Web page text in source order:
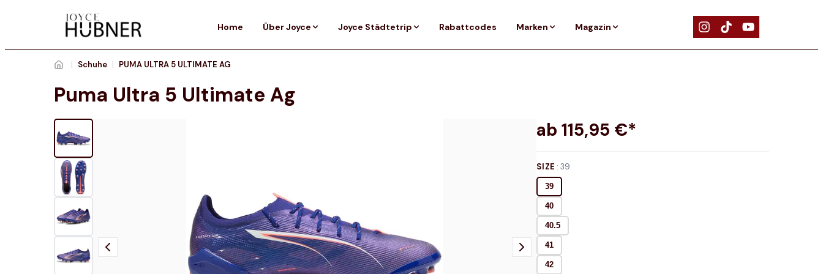
Home Über Joyce Joyce Städtetrip Rabattcodes Marken Magazin
| Schuhe | PUMA ULTRA 5 ULTIMATE AG
Puma Ultra 5 Ultimate Ag
ab 115,95 €*
SIZE :39
39
40
40.5
41
42